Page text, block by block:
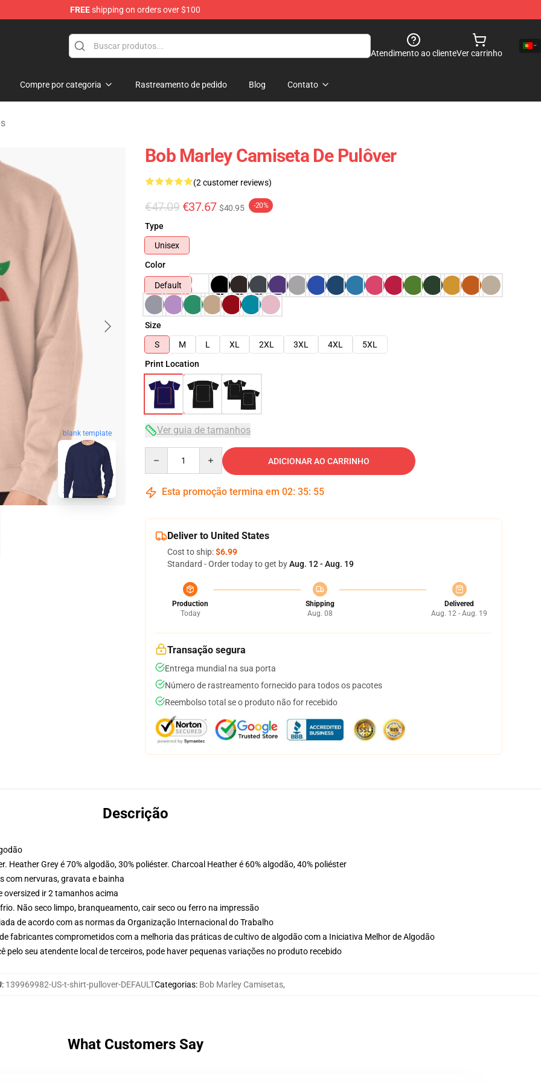
FREEshipping on orders over $100
Atendimento ao clienteVer carrinho
Compre por categoria Rastreamento de pedido Blog Contato
blank template
Bob Marley Camiseta De Pulôver
(2 customer reviews)
€47.09 €37.67 $40.95 -20%
Type
Unisex
Color
Default
Size
S
M L XL 2XL 3XL 4XL
5XL
Print Location
Ver guia de tamanhos
ADICIONAR AO CARRINHO
Esta promoção termina em 02: 35: 54
Deliver to United States
Cost to ship:$6.99
Standard - Order today to get byAug. 12 - Aug. 19
Production
Today
Shipping
Aug. 08
Delivered
Aug. 12 - Aug. 19
Transação segura
Entrega mundial na sua porta
Número de rastreamento fornecido para todos os pacotes
Reembolso total se o produto não for recebido
Descrição
Heather Grey é 70% algodão, 30% poliéster. Charcoal Heather é 60% algodão, 40% poliéster
com nervuras, gravata e bainha
oversized ir 2 tamanhos acima
Não seco limpo, branqueamento, cair seco ou ferro na impressão
de acordo com as normas da Organização Internacional do Trabalho
fabricantes comprometidos com a melhoria das práticas de cultivo de algodão com a Iniciativa Melhor de Algodão
pelo seu atendente local de terceiros, pode haver pequenas variações no produto recebido
: 139969982-US-t-shirt-pullover-DEFAULTCategorias: Bob Marley Camisetas,
What Customers Say